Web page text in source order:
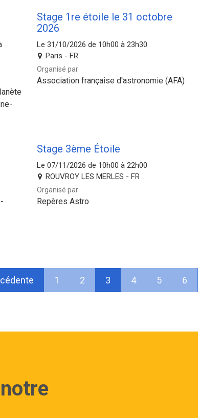
Stage 1re étoile le 31 octobre
2026
Le 31/10/2026 de 10h00 à 23h30
Paris - FR
Organisé par
Association française d'astronomie (AFA)
Stage 3ème Étoile
Le 07/11/2026 de 10h00 à 22h00
ROUVROY LES MERLES - FR
Organisé par
Repères Astro
1 2 3 4 5 6